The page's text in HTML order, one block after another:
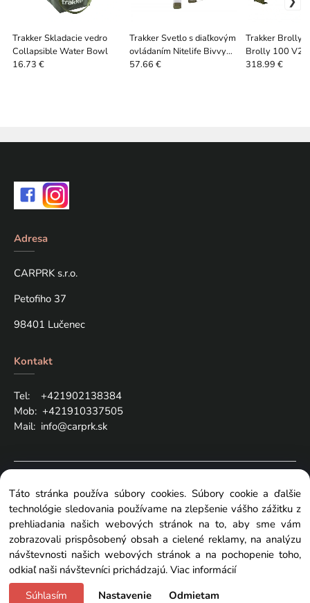
Trakker Skladacie vedro
Collapsible Water Bowl
16.73 €
Trakker Svetlo s diaľkovým
ovládaním Nitelife Bivvy
Light Remote 200
57.66 €
Trakker Brolly
Brolly 100
318.99 €
Adresa
CARPRK s.r.o.
Petofiho 37
98401 Lučenec
Kontakt
Tel: +421902138384
Mob: +421910337505
Mail: info@carprk.sk
Zmeniť nastavenia cookies
Táto stránka používa súbory cookies. Súbory cookie a ďalšie
technológie sledovania používame na zlepšenie vášho zážitku z
prehliadania našich webových stránok na to, aby sme vám
zobrazovali prispôsobený obsah a cielené reklamy, na analýzu
návštevnosti našich webových stránok a na pochopenie toho,
odkiaľ naši návštevníci prichádzajú. Viac informácií
Súhlasím
Nastavenie Odmietam